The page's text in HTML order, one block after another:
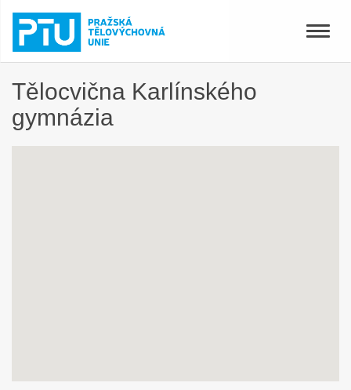
Toggle
Tělocvična Karlínského
gymnázia